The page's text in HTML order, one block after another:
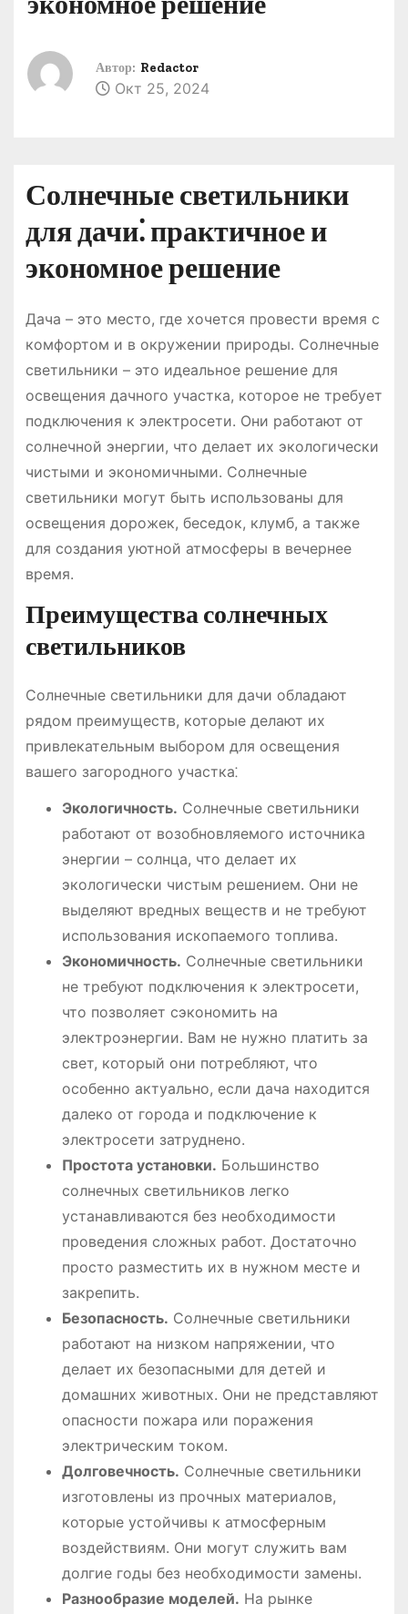
Автор: Redactor
Окт 25, 2024
Солнечные светильники
для дачи⁚ практичное и
экономное решение
Дача – это место, где хочется провести время с
комфортом и в окружении природы. Солнечные
светильники – это идеальное решение для
освещения дачного участка, которое не требует
подключения к электросети. Они работают от
солнечной энергии, что делает их экологически
чистыми и экономичными. Солнечные
светильники могут быть использованы для
освещения дорожек, беседок, клумб, а также
для создания уютной атмосферы в вечернее
время.
Преимущества солнечных
светильников
Солнечные светильники для дачи обладают
рядом преимуществ, которые делают их
привлекательным выбором для освещения
вашего загородного участка⁚
Экологичность. Солнечные светильники
работают от возобновляемого источника
энергии – солнца, что делает их
экологически чистым решением. Они не
выделяют вредных веществ и не требуют
использования ископаемого топлива.
Экономичность. Солнечные светильники
не требуют подключения к электросети,
что позволяет сэкономить на
электроэнергии. Вам не нужно платить за
свет, который они потребляют, что
особенно актуально, если дача находится
далеко от города и подключение к
электросети затруднено.
Простота установки. Большинство
солнечных светильников легко
устанавливаются без необходимости
проведения сложных работ. Достаточно
просто разместить их в нужном месте и
закрепить.
Безопасность. Солнечные светильники
работают на низком напряжении, что
делает их безопасными для детей и
домашних животных. Они не представляют
опасности пожара или поражения
электрическим током.
Долговечность. Солнечные светильники
изготовлены из прочных материалов,
которые устойчивы к атмосферным
воздействиям. Они могут служить вам
долгие годы без необходимости замены.
Разнообразие моделей. На рынке